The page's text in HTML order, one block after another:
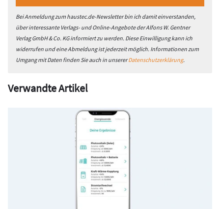
Bei Anmeldung zum haustec.de-Newsletter bin ich damit einverstanden,
über interessante Verlags- und Online-Angebote der Alfons W. Gentner
Verlag GmbH & Co. KG informiert zu werden. Diese Einwilligung kann ich
widerrufen und eine Abmeldung ist jederzeit möglich. Informationen zum
Umgang mit Daten finden Sie auch in unsererDatenschutzerklärung.
Verwandte Artikel